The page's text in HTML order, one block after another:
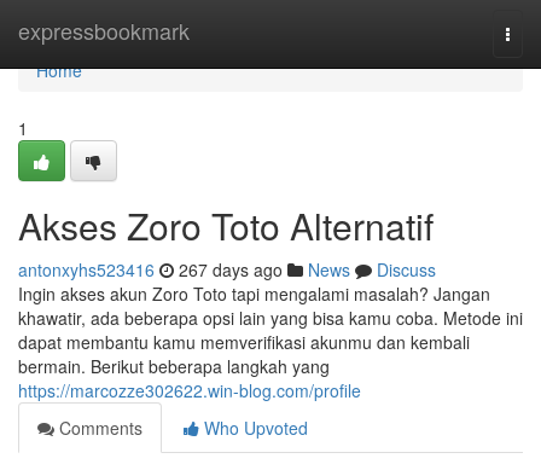
expressbookmark
Home
Home
1
Akses Zoro Toto Alternatif
antonxyhs523416 267 days ago News
Discuss
Ingin akses akun Zoro Toto tapi mengalami masalah? Jangan
khawatir, ada beberapa opsi lain yang bisa kamu coba. Metode ini
dapat membantu kamu memverifikasi akunmu dan kembali
bermain. Berikut beberapa langkah yang
https://marcozze302622.win-blog.com/profile
Comments
Who Upvoted